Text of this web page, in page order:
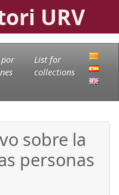
URV
List for
collections
sobre la
personas